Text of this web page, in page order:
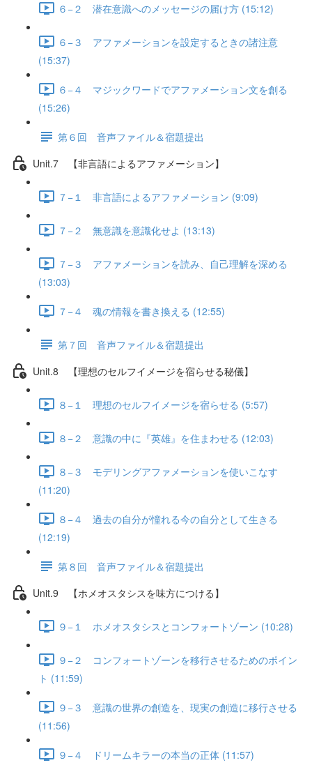
６−２ 潜在意識へのメッセージの届け方 (15:12)
６−３ アファメーションを設定するときの諸注意
(15:37)
６−４ マジックワードでアファメーション文を創る
(15:26)
第６回 音声ファイル＆宿題提出
Unit.7 【非言語によるアファメーション】
７−１ 非言語によるアファメーション (9:09)
７−２ 無意識を意識化せよ (13:13)
７−３ アファメーションを読み、自己理解を深める
(13:03)
７−４ 魂の情報を書き換える (12:55)
第７回 音声ファイル＆宿題提出
Unit.8 【理想のセルフイメージを宿らせる秘儀】
８−１ 理想のセルフイメージを宿らせる (5:57)
８−２ 意識の中に『英雄』を住まわせる (12:03)
８−３ モデリングアファメーションを使いこなす
(11:20)
８−４ 過去の自分が憧れる今の自分として生きる
(12:19)
第８回 音声ファイル＆宿題提出
Unit.9 【ホメオスタシスを味方につける】
９−１ ホメオスタシスとコンフォートゾーン (10:28)
９−２ コンフォートゾーンを移行させるためのポイン
ト (11:59)
９−３ 意識の世界の創造を、現実の創造に移行させる
(11:56)
９−４ ドリームキラーの本当の正体 (11:57)